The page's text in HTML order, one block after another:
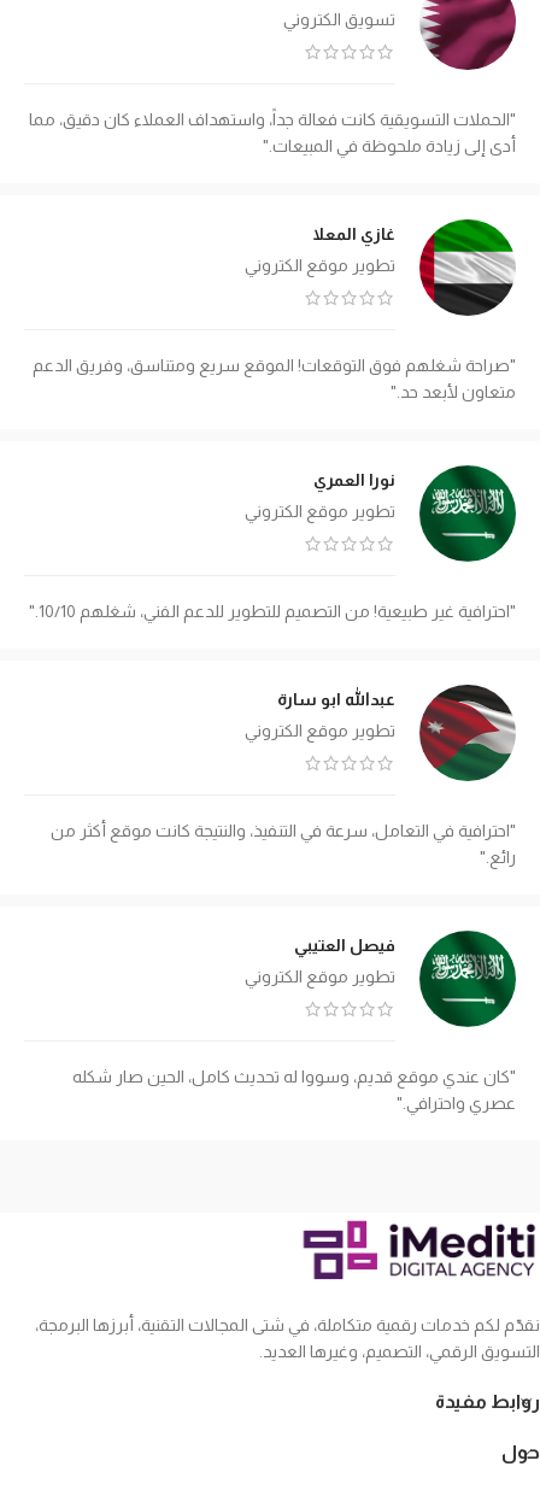
تسويق الكتروني
"الحملات التسويقية كانت فعالة جداً، واستهداف العملاء كان دقيق، مما
أدى إلى زيادة ملحوظة في المبيعات."
غازي المعلا
تطوير موقع الكتروني
"صراحة شغلهم فوق التوقعات! الموقع سريع ومتناسق، وفريق الدعم
متعاون لأبعد حد."
نورا العمري
تطوير موقع الكتروني
"احترافية غير طبيعية! من التصميم للتطوير للدعم الفني، شغلهم 10/10."
عبدالله ابو سارة
تطوير موقع الكتروني
"احترافية في التعامل، سرعة في التنفيذ، والنتيجة كانت موقع أكثر من
رائع."
فيصل العتيبي
تطوير موقع الكتروني
"كان عندي موقع قديم، وسووا له تحديث كامل، الحين صار شكله
عصري واحترافي."
نقدّم لكم خدمات رقمية متكاملة، في شتى المجالات التقنية، أبرزها البرمجة،
التسويق الرقمي، التصميم، وغيرها العديد.
روابط مفيدة
حول